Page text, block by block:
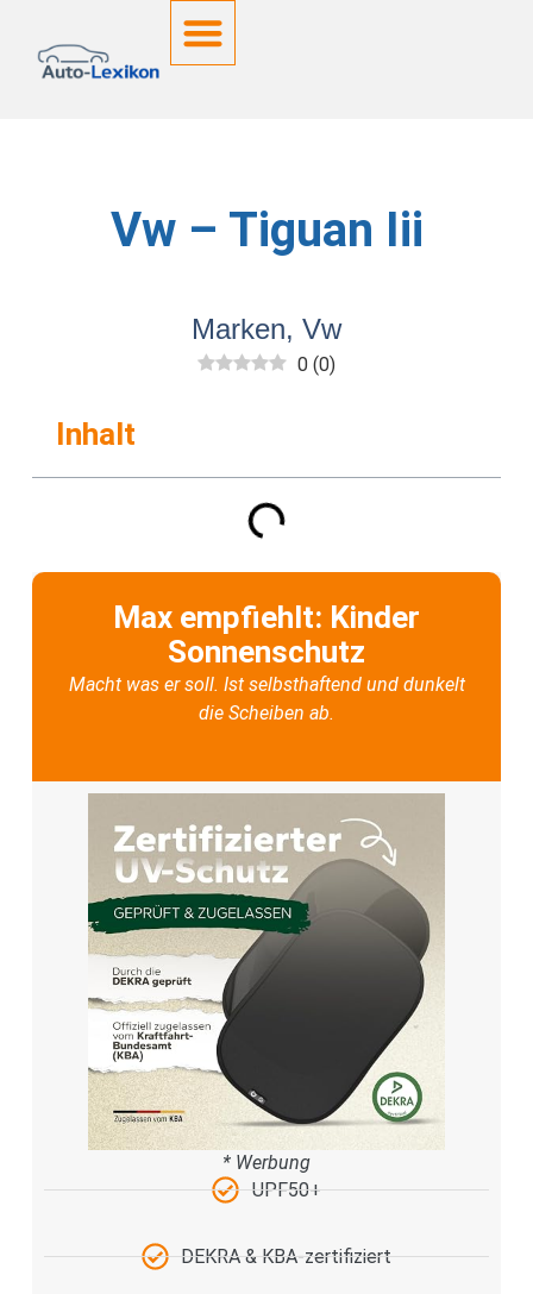
Vw – Tiguan Iii
Marken, Vw
0 (0)
Inhalt
Max empfiehlt: Kinder
Sonnenschutz
Macht was er soll. Ist selbsthaftend und dunkelt
die Scheiben ab.
* Werbung
UPF50+
DEKRA & KBA-zertifiziert